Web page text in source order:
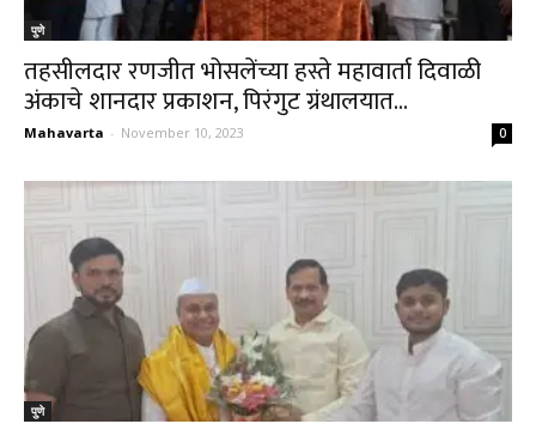
पुणे
तहसीलदार रणजीत भोसलेंच्या हस्ते महावार्ता दिवाळी
अंकाचे शानदार प्रकाशन, पिरंगुट ग्रंथालयात...
Mahavarta - November 10, 2023 0
पुणे